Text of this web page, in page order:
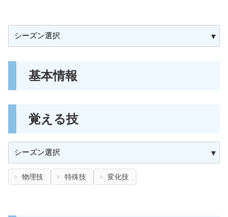
基本情報
覚える技
物理技 特殊技 変化技